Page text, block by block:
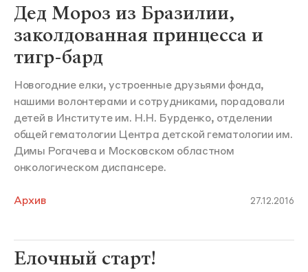
Дед Мороз из Бразилии,
заколдованная принцесса и
тигр-бард
Новогодние елки, устроенные друзьями фонда,
нашими волонтерами и сотрудниками, порадовали
детей в Институте им. Н.Н. Бурденко, отделении
общей гематологии Центра детской гематологии им.
Димы Рогачева и Московском областном
онкологическом диспансере.
Архив 27.12.2016
Елочный старт!